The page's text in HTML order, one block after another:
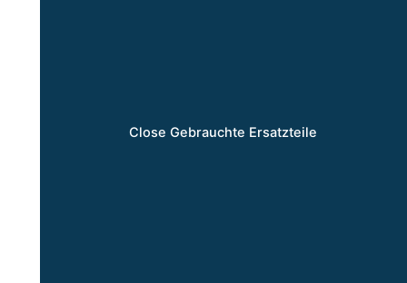
Close Gebrauchte Ersatzteile